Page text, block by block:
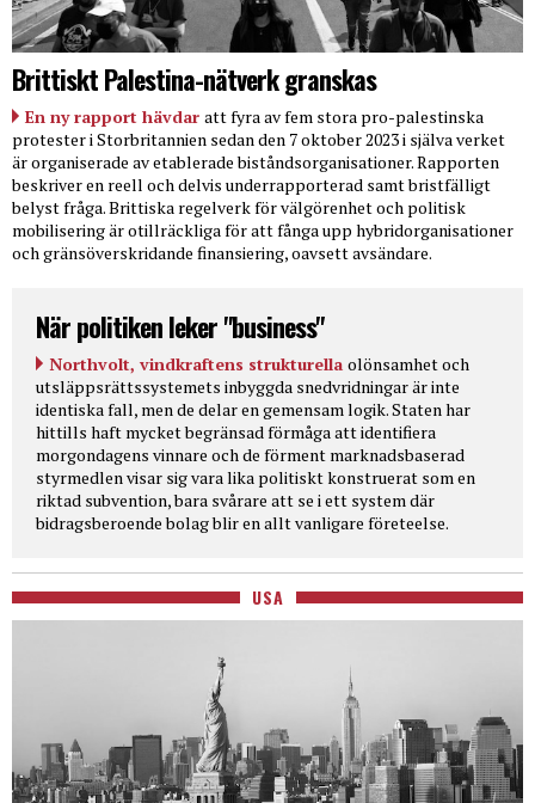
Brittiskt Palestina-nätverk granskas
En ny rapport hävdar att fyra av fem stora pro-palestinska
protester i Storbritannien sedan den 7 oktober 2023 i själva verket
är organiserade av etablerade biståndsorganisationer. Rapporten
beskriver en reell och delvis underrapporterad samt bristfälligt
belyst fråga. Brittiska regelverk för välgörenhet och politisk
mobilisering är otillräckliga för att fånga upp hybridorganisationer
och gränsöverskridande finansiering, oavsett avsändare.
När politiken leker "business"
Northvolt, vindkraftens strukturella olönsamhet och
utsläppsrättssystemets inbyggda snedvridningar är inte
identiska fall, men de delar en gemensam logik. Staten har
hittills haft mycket begränsad förmåga att identifiera
morgondagens vinnare och de förment marknadsbaserad
styrmedlen visar sig vara lika politiskt konstruerat som en
riktad subvention, bara svårare att se i ett system där
bidragsberoende bolag blir en allt vanligare företeelse.
USA